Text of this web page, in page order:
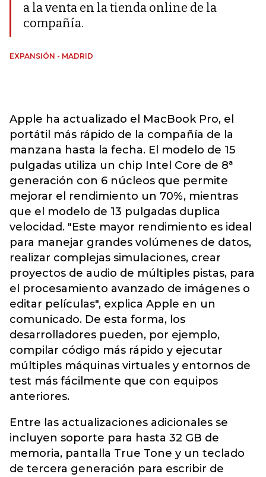
a la venta en la tienda online de la
compañía.
EXPANSIÓN - MADRID
Apple ha actualizado el MacBook Pro, el
portátil más rápido de la compañía de la
manzana hasta la fecha. El modelo de 15
pulgadas utiliza un chip Intel Core de 8ª
generación con 6 núcleos que permite
mejorar el rendimiento un 70%, mientras
que el modelo de 13 pulgadas duplica
velocidad. "Este mayor rendimiento es ideal
para manejar grandes volúmenes de datos,
realizar complejas simulaciones, crear
proyectos de audio de múltiples pistas, para
el procesamiento avanzado de imágenes o
editar películas", explica Apple en un
comunicado. De esta forma, los
desarrolladores pueden, por ejemplo,
compilar código más rápido y ejecutar
múltiples máquinas virtuales y entornos de
test más fácilmente que con equipos
anteriores.
Entre las actualizaciones adicionales se
incluyen soporte para hasta 32 GB de
memoria, pantalla True Tone y un teclado
de tercera generación para escribir de